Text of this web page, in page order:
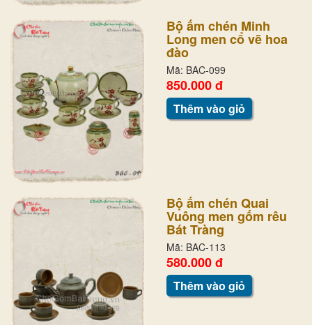
Bộ ấm chén Minh
Long men cổ vẽ hoa
đào
Mã: BAC-099
850.000 đ
Thêm vào giỏ
Bộ ấm chén Quai
Vuông men gốm rêu
Bát Tràng
Mã: BAC-113
580.000 đ
Thêm vào giỏ